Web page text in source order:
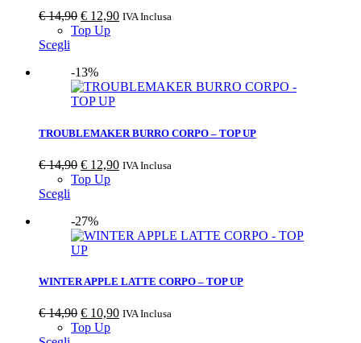
€14,90 € 12,90 IVA Inclusa
Top Up
Scegli
-13%
TROUBLEMAKER BURRO CORPO – TOP UP
€14,90 € 12,90 IVA Inclusa
Top Up
Scegli
-27%
WINTER APPLE LATTE CORPO – TOP UP
€14,90 € 10,90 IVA Inclusa
Top Up